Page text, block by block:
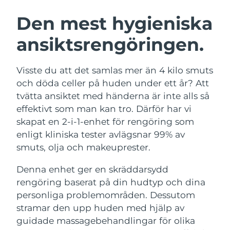
Den mest hygieniska
ansiktsrengöringen.
Visste du att det samlas mer än 4 kilo smuts
och döda celler på huden under ett år? Att
tvätta ansiktet med händerna är inte alls så
effektivt som man kan tro. Därför har vi
skapat en 2-i-1-enhet för rengöring som
enligt kliniska tester avlägsnar 99% av
smuts, olja och makeuprester.
Denna enhet ger en skräddarsydd
rengöring baserat på din hudtyp och dina
personliga problemområden. Dessutom
stramar den upp huden med hjälp av
guidade massagebehandlingar för olika
LUNA™ 4-paket
Anti-aging massage
LUNA™ 4 Plus
Massage, LED heating
LUNA™ 4 Men
For men, anti-aging massage
BEAR™ 2-paket
Microcurrent toning
BEAR™ 2 go
Microcurrent toning on-the-go
BEAR™ 2 eyes & lips
Microcurrent line smoothing device
Återfuktning
UFO™ 3-paket
Deep facial hydration
UFO™ 3 LED
Near-infrared and red light therapy
device
Munvård
issa™ 4
Hybrid silicone sonic toothbrush
issa™ 4 plus
Smart hybrid silicone sonic toothbrush
FAQ™ ANTI-AGING-BEHANDLING
Anti-aging LED-behandlingar
NEW
Österrike Förväntad leverans 10/08/2026
Bahrain Förväntad leverans 11/08/2026
Belgien
Bermuda Förväntad leverans16/08/2026
Bosnien och
Hercegovina
Förväntad leverans 13/08/2026
Brunei Förväntad leverans
Bulgarien Förväntad leverans
Kanada Förväntad leverans14/08/2026
Chile Förväntad leverans14/08/2026